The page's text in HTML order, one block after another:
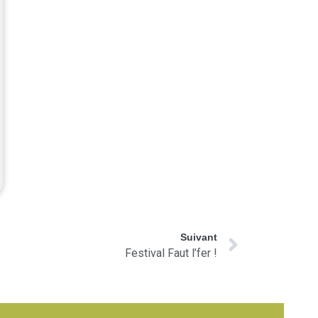
Suivant
Festival Faut l’fer !